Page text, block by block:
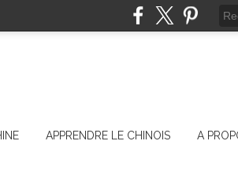
APPRENDRE LE CHINOIS A